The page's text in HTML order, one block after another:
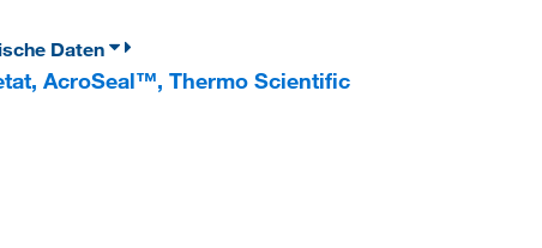
Daten
AcroSeal™, Thermo Scientific